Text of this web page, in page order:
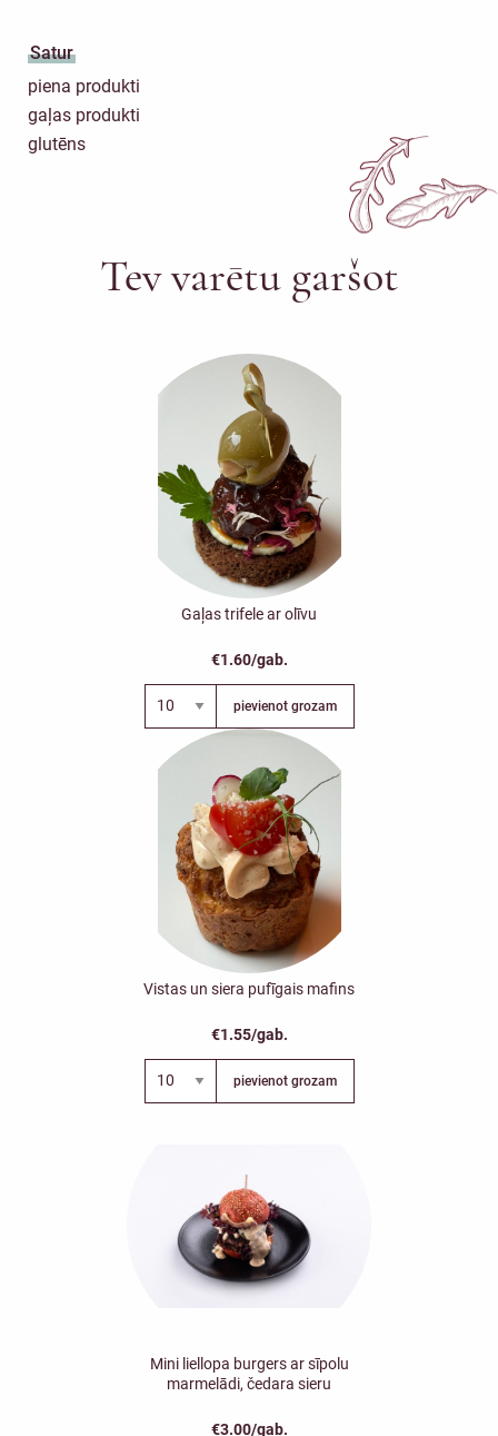
Satur
piena produkti
gaļas produkti
glutēns
Tev varētu garšot
Gaļas trifele ar olīvu
€1.60/gab.
pievienot grozam
Vistas un siera pufīgais mafins
€1.55/gab.
pievienot grozam
Mini liellopa burgers ar sīpolu
marmelādi, čedara sieru
€3.00/gab.